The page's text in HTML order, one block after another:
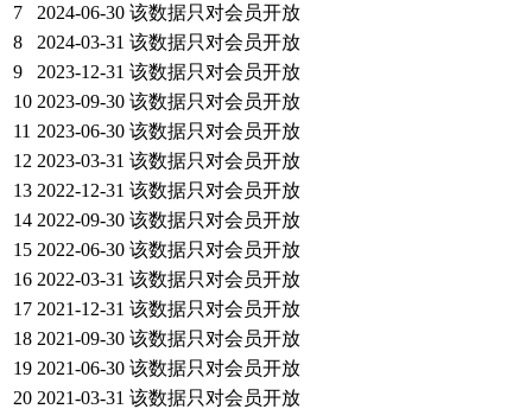
7
2024-06-30 该数据只对会员开放
8
2024-03-31 该数据只对会员开放
9
2023-12-31 该数据只对会员开放
10 2023-09-30 该数据只对会员开放
11 2023-06-30 该数据只对会员开放
12 2023-03-31 该数据只对会员开放
13 2022-12-31 该数据只对会员开放
14 2022-09-30 该数据只对会员开放
15 2022-06-30 该数据只对会员开放
16 2022-03-31 该数据只对会员开放
17 2021-12-31 该数据只对会员开放
18 2021-09-30 该数据只对会员开放
19 2021-06-30 该数据只对会员开放
20 2021-03-31 该数据只对会员开放